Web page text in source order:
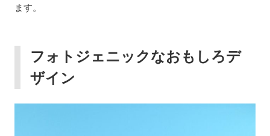
ます。
フォトジェニックなおもしろデ
ザイン